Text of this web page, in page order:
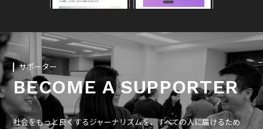
サポーター
BECOME A SUPPORTER
社会をもっと良くするジャーナリズムを、すべての人に届けるため